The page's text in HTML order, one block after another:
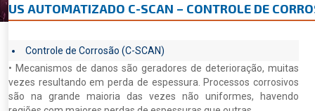
US AUTOMATIZADO C-SCAN – CONTROLE DE
Controle de Corrosão (C-SCAN)
• Mecanismos de danos são geradores de deterioração, muitas
vezes resultando em perda de espessura. Processos corrosivos
são na grande maioria das vezes não uniformes, havendo